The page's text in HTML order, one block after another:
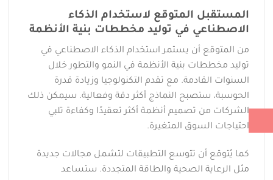
المستقبل المتوقع لاستخدام الذكاء
الاصطناعي في توليد مخططات بنية الأنظمة
من المتوقع أن يستمر استخدام الذكاء الاصطناعي في
توليد مخططات بنية الأنظمة في النمو والتطور خلال
السنوات القادمة. مع تقدم التكنولوجيا وزيادة قدرة
الحوسبة، ستصبح النماذج أكثر دقة وفعالية. سيمكن ذلك
الشركات من تصميم أنظمة أكثر تعقيدًا وكفاءة تلبي
احتياجات السوق المتغيرة.
كما يُتوقع أن تتوسع التطبيقات لتشمل مجالات جديدة
مثل الرعاية الصحية والطاقة المتجددة. ستساعد